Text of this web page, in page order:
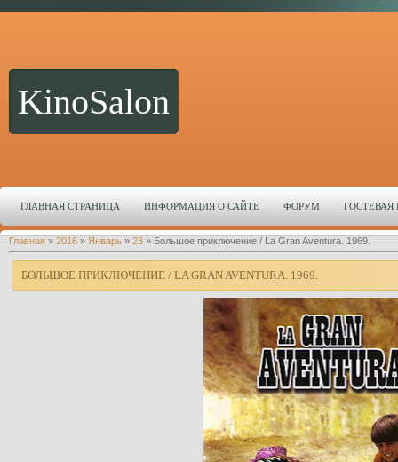
KinoSalon
ГЛАВНАЯ СТРАНИЦА ИНФОРМАЦИЯ О САЙТЕ ФОРУМ ГОСТЕВАЯ
Главная » 2016 » Январь » 23 » Большое приключение / La Gran Aventura. 1969.
БОЛЬШОЕ ПРИКЛЮЧЕНИЕ / LA GRAN AVENTURA. 1969.